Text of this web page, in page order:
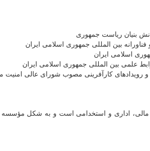
بنیان ریاست جمهوری
بین المللی جمهوری اسلامی ایران
اسلامی ایران
و رویدادهای کارآفرینی مصوب شورای عالی امنیت
اداری و استخدامی است و به شکل مؤسسه